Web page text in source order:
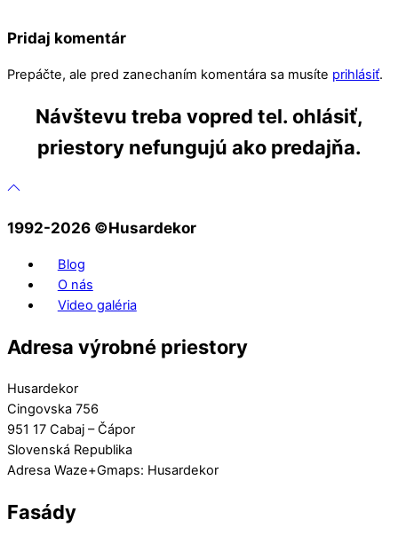
Pridaj komentár
Prepáčte, ale pred zanechaním komentára sa musíte prihlásiť.
Návštevu treba vopred tel. ohlásiť,
priestory nefungujú ako predajňa.
1992-2026 ©️Husardekor
Blog
O nás
Video galéria
Adresa výrobné priestory
Husardekor
Cingovska 756
951 17 Cabaj – Čápor
Slovenská Republika
Adresa Waze+Gmaps: Husardekor
Fasády